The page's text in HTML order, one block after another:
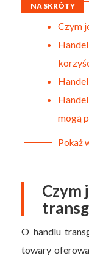
NA SKRÓTY
Czym
mogą
Pokaż
Czym
O handlu
towary